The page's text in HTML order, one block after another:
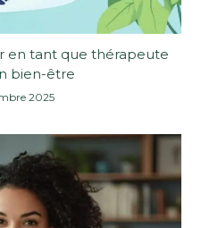
en tant que thérapeute
bien-être
2025